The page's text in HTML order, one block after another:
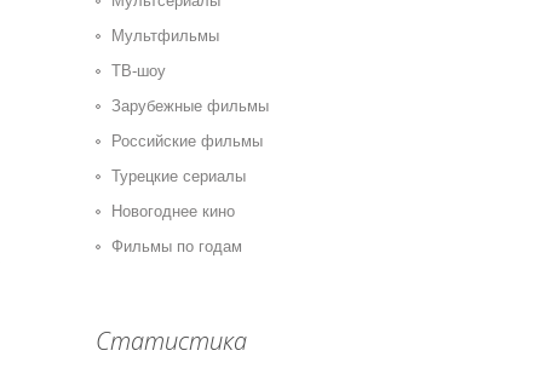
Мультфильмы
ТВ-шоу
Зарубежные фильмы
Российские фильмы
Турецкие сериалы
Новогоднее кино
Фильмы по годам
Статистика